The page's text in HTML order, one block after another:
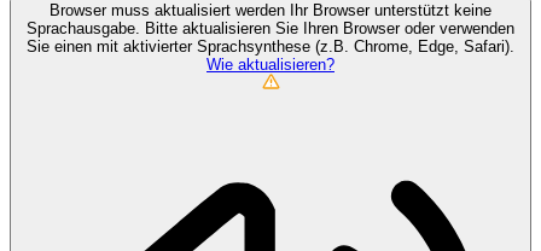
Browser muss aktualisiert werden
Ihr Browser unterstützt keine
Sprachausgabe. Bitte aktualisieren Sie Ihren Browser oder verwenden
Sie einen mit aktivierter Sprachsynthese (z.B. Chrome, Edge, Safari).
Wie aktualisieren?